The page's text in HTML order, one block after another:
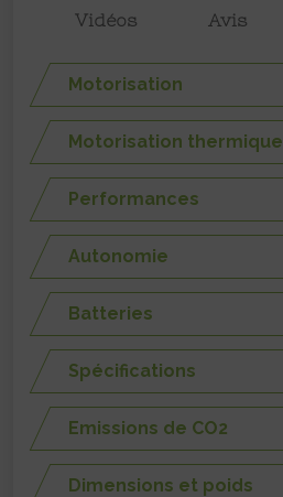
Vidéos Avis
Motorisation
Motorisation thermique
Performances
Autonomie
Batteries
Spécifications
Emissions de CO2
Dimensions et poids